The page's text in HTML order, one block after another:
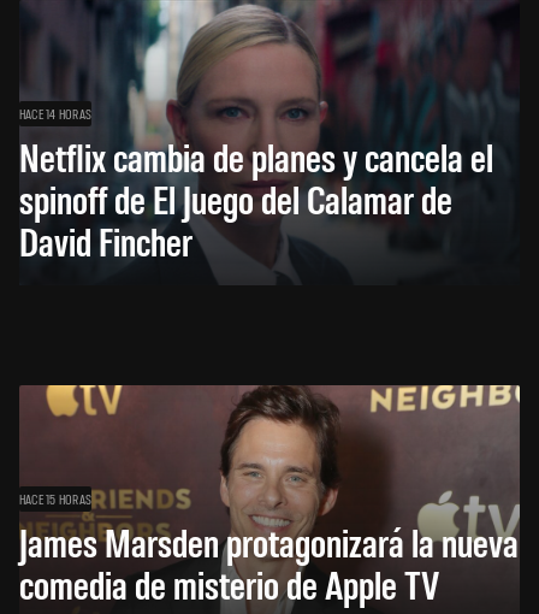
HACE 14 HORAS
Netflix cambia de planes y cancela el
spinoff de El Juego del Calamar de
David Fincher
HACE 15 HORAS
James Marsden protagonizará la nueva
comedia de misterio de Apple TV